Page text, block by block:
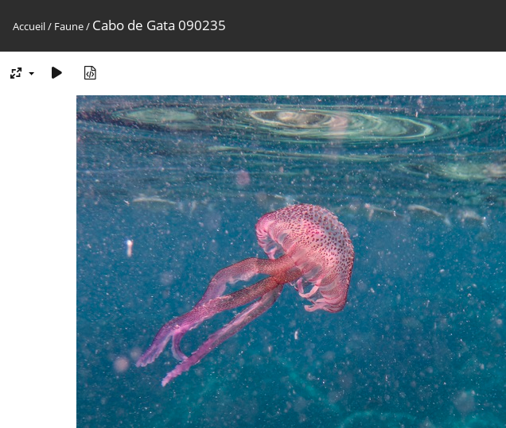
Accueil/ Faune/ Cabo de Gata 090235